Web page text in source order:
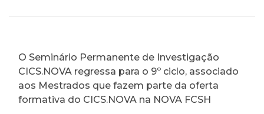
O Seminário Permanente de Investigação
CICS.NOVA regressa para o 9º ciclo, associado
aos Mestrados que fazem parte da oferta
formativa do CICS.NOVA na NOVA FCSH